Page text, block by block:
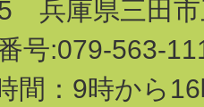
兵庫県三田市
号:079-563-
間：9時から